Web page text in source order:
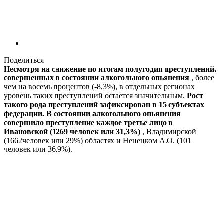
Поделиться
Несмотря на снижение по итогам полугодия преступлений,
совершенных в состоянии алкогольного опьянения , более
чем на восемь процентов (-8,3%), в отдельных регионах
уровень таких преступлений остается значительным. Рост
такого рода преступлений зафиксирован в 15 субъектах
федерации. В состоянии алкогольного опьянения
совершило преступление каждое третье лицо в
Ивановской (1269 человек или 31,3%) , Владимирской
(1662человек или 29%) областях и Ненецком А.О. (101
человек или 36,9%).